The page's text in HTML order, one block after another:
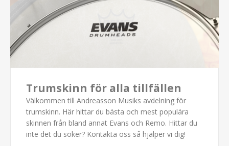
Trumskinn för alla tillfällen
Välkommen till Andreasson Musiks avdelning för
trumskinn. Här hittar du bästa och mest populära
skinnen från bland annat Evans och Remo. Hittar du
inte det du söker? Kontakta oss så hjälper vi dig!